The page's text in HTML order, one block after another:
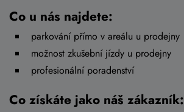
Co u nás najdete:
parkování přímo v areálu u prodejny
možnost zkušební jízdy u prodejny
profesionální poradenství
Co získáte jako náš zákazník: